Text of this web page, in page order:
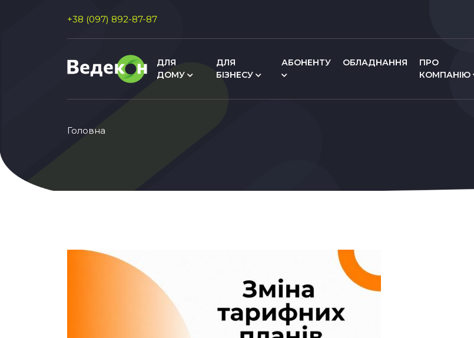
+38 (097) 892-87-87
ДЛЯ
ДОМУ
ДЛЯ
БІЗНЕСУ
АБОНЕНТУ ОБЛАДНАННЯ
ПРО
КОМПАНІЮ
Головна